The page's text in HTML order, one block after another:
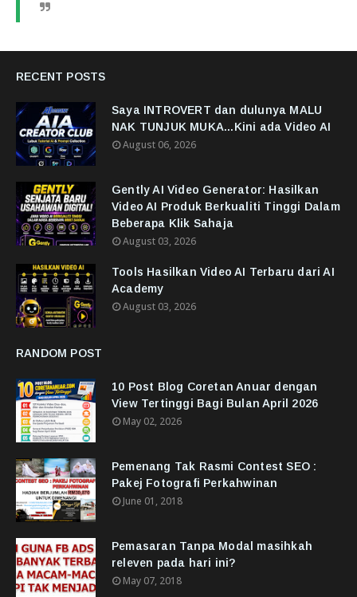
RECENT POSTS
Saya INTROVERT dan dulunya MALU
NAK TUNJUK MUKA...Kini ada Video AI
August 06, 2026
Gently AI Video Generator: Hasilkan
Video AI Produk Berkualiti Tinggi Dalam
Beberapa Klik Sahaja
August 03, 2026
Tools Hasilkan Video AI Terbaru dari AI
Academy
August 03, 2026
RANDOM POST
10 Post Blog Coretan Anuar dengan
View Tertinggi Bagi Bulan April 2026
May 02, 2026
Pemenang Tak Rasmi Contest SEO :
Pakej Fotografi Perkahwinan
June 01, 2018
Pemasaran Tanpa Modal masihkah
releven pada hari ini?
May 07, 2018